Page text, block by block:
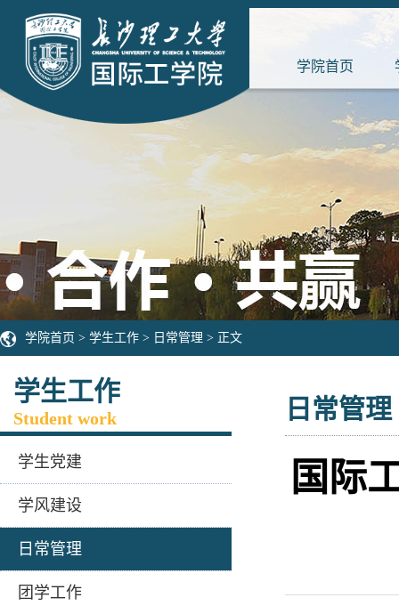
学院首页
学院首页 > 学生工作 > 日常管理 > 正文
学生工作
Student work
学生党建
学风建设
日常管理
团学工作
日常管理
国际